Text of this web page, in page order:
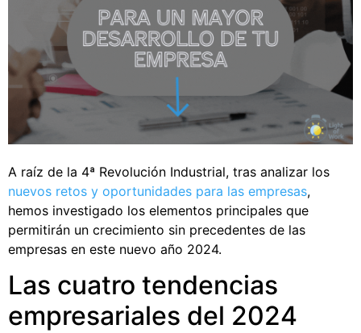
A raíz de la 4ª Revolución Industrial, tras analizar los
nuevos retos y oportunidades para las empresas,
hemos investigado los elementos principales que
permitirán un crecimiento sin precedentes de las
empresas en este nuevo año 2024.
Las cuatro tendencias
empresariales del 2024